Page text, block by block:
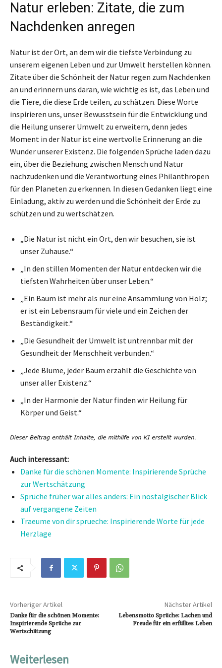
Natur erleben: Zitate, die zum
Nachdenken anregen
Natur ist der Ort, an dem wir die tiefste Verbindung zu
unserem eigenen Leben und zur Umwelt herstellen können.
Zitate über die Schönheit der Natur regen zum Nachdenken
an und erinnern uns daran, wie wichtig es ist, das Leben und
die Tiere, die diese Erde teilen, zu schätzen. Diese Worte
inspirieren uns, unser Bewusstsein für die Entwicklung und
die Heilung unserer Umwelt zu erweitern, denn jedes
Moment in der Natur ist eine wertvolle Erinnerung an die
Wunder unserer Existenz. Die folgenden Sprüche laden dazu
ein, über die Beziehung zwischen Mensch und Natur
nachzudenken und die Verantwortung eines Philanthropen
für den Planeten zu erkennen. In diesen Gedanken liegt eine
Einladung, aktiv zu werden und die Schönheit der Erde zu
schützen und zu wertschätzen.
„Die Natur ist nicht ein Ort, den wir besuchen, sie ist
unser Zuhause.“
„In den stillen Momenten der Natur entdecken wir die
tiefsten Wahrheiten über unser Leben.“
„Ein Baum ist mehr als nur eine Ansammlung von Holz;
er ist ein Lebensraum für viele und ein Zeichen der
Beständigkeit.“
„Die Gesundheit der Umwelt ist untrennbar mit der
Gesundheit der Menschheit verbunden.“
„Jede Blume, jeder Baum erzählt die Geschichte von
unser aller Existenz.“
„In der Harmonie der Natur finden wir Heilung für
Körper und Geist.“
Auch interessant:
Danke für die schönen Momente: Inspirierende Sprüche
zur Wertschätzung
Sprüche früher war alles anders: Ein nostalgischer Blick
auf vergangene Zeiten
Traeume von dir sprueche: Inspirierende Worte für jede
Herzlage
Vorheriger Artikel
Danke für die schönen Momente:
Inspirierende Sprüche zur
Wertschätzung
Nächster Artikel
Lebensmotto Sprüche: Lachen und
Freude für ein erfülltes Leben
Weiterlesen